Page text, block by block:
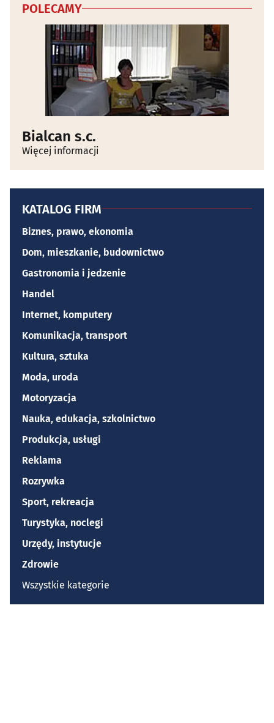
POLECAMY
Bialcan s.c.
Więcej informacji
KATALOG FIRM
Biznes, prawo, ekonomia
Dom, mieszkanie, budownictwo
Gastronomia i jedzenie
Handel
Internet, komputery
Komunikacja, transport
Kultura, sztuka
Moda, uroda
Motoryzacja
Nauka, edukacja, szkolnictwo
Produkcja, usługi
Reklama
Rozrywka
Sport, rekreacja
Turystyka, noclegi
Urzędy, instytucje
Zdrowie
Wszystkie kategorie